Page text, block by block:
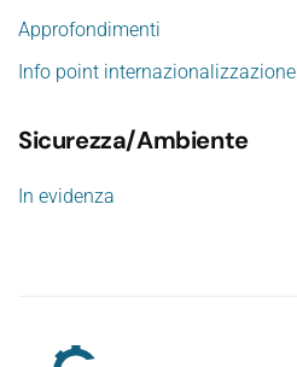
Approfondimenti
Info point internazionalizzazione
Sicurezza/Ambiente
In evidenza